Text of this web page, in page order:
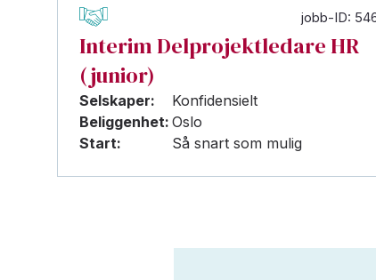
jobb-ID:
Interim Delprojektledare HR
(junior)
Selskaper:
Konfidensielt
Beliggenhet: Oslo
Start:
Så snart som mulig